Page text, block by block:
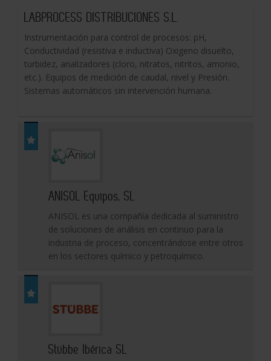
LABPROCESS DISTRIBUCIONES S.L.
Instrumentación para control de procesos: pH,
Conductividad (resistiva e inductiva) Oxigeno disuelto,
turbidez, analizadores (cloro, nitratos, nitritos, amonio,
etc.). Equipos de medición de caudal, nivel y Presión.
Sistemas automáticos sin intervención humana.
ANISOL Equipos, SL
ANISOL es una compañía dedicada al suministro
de soluciones de análisis en continuo para la
industria de proceso, concentrándose entre otros
en los sectores químico y petroquímico.
Stübbe Ibérica SL